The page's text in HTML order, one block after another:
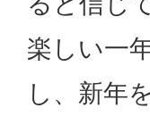
楽しい一
し、新年